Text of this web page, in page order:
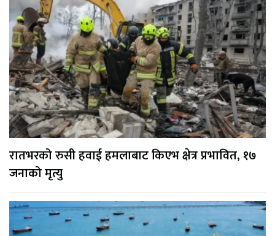
रातभरको रुसी हवाई हमलाबाट किएभ क्षेत्र प्रभावित, १७
जनाको मृत्यु